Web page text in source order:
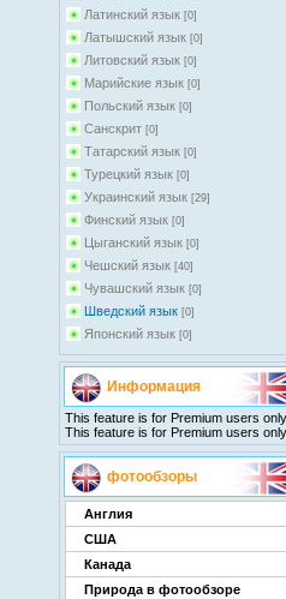
Латинский язык [0]
Латышский язык [0]
Литовский язык [0]
Марийские язык [0]
Польский язык [0]
Санскрит [0]
Татарский язык [0]
Турецкий язык [0]
Украинский язык [29]
Финский язык [0]
Цыганский язык [0]
Чешский язык [40]
Чувашский язык [0]
Шведский язык [0]
Японский язык [0]
Информация
This feature is for Premium users
This feature is for Premium users
фотообзоры
Англия
США
Канада
Природа в фотообзоре